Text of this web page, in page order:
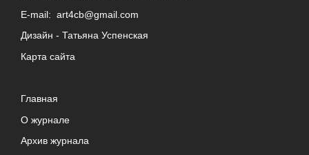
E-mail: art4cb@gmail.com
Дизайн - Татьяна Успенская
Карта сайта
Главная
О журнале
Архив журнала